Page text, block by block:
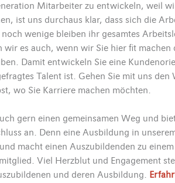
Mitarbeiter zu entwickeln, weil
ist uns durchaus klar, dass sich die
wenige bleiben ihr gesamtes
wir es auch, wenn wir Sie hier fit
Damit entwickeln Sie eine
Talent ist. Gehen Sie mit uns
wo Sie Karriere machen möchten.
gern einen gemeinsamen Weg und
an. Denn eine Ausbildung in
macht einen Auszubildenden zu
Viel Herzblut und Engagement
und deren Ausbildung.